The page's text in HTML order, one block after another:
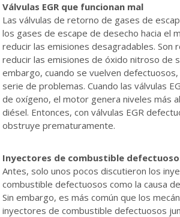
Válvulas EGR que funcionan mal
Las válvulas de retorno de gases de
los gases de escape de desecho hacia el
reducir las emisiones desagradables. Son
reducir las emisiones de óxido nitroso de
embargo, cuando se vuelven defectuosos,
serie de problemas. Cuando las válvulas
de oxígeno, el motor genera niveles más
diésel. Entonces, con válvulas EGR
obstruye prematuramente.
Inyectores de combustible
Antes, solo unos pocos discutieron los
combustible defectuosos como la causa
Sin embargo, es más común que los
inyectores de combustible defectuosos